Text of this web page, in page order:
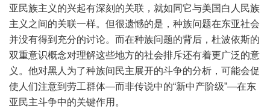
亚民族主义的兴起有深刻的关联，就如同它与美国白人民族
主义之间的关联一样。但很遗憾的是，种族问题在东亚社会
并没有得到充分的讨论。而在种族问题的背后，杜波依斯的
双重意识概念对理解这些地方的社会排斥还有着更广泛的意
义。他对黑人为了种族间民主展开的斗争的分析，可能会促
使人们注意到劳工群体—而非传说中的“新中产阶级”—在东
亚民主斗争中的关键作用。